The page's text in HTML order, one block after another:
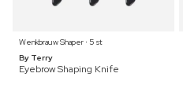
Wenkbrauw Shaper ⋅ 5 st
By Terry
Eyebrow Shaping Knife